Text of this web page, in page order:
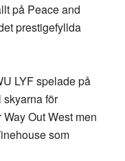
på Peace and
prestigefyllda
LYF spelade på
skyarna för
Out West men
som